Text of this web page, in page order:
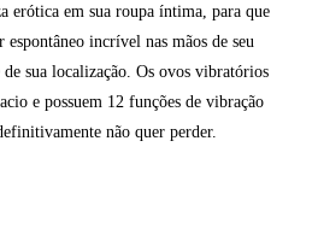
erótica em sua roupa íntima, para que
espontâneo incrível nas mãos de seu
sua localização. Os ovos vibratórios
e possuem 12 funções de vibração
não quer perder.